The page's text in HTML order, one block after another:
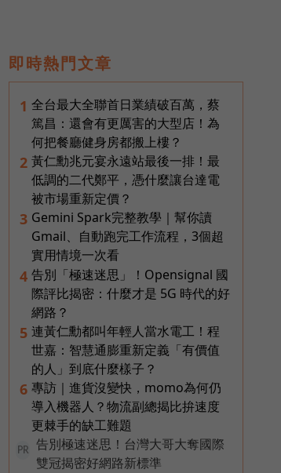
即時熱門文章
1 全台最大全聯首日業績破百萬，蔡
篤昌：還會有更厲害的大型店！為
何把餐廳健身房都搬上樓？
2 黃仁勳兆元宴永遠站最後一排！最
低調的二代鄭平，憑什麼讓台達電
被市場重新定價？
3 Gemini Spark完整教學｜幫你讀
Gmail、自動跑完工作流程，3個超
實用情境一次看
4 告別「極速迷思」！Opensignal 國
際評比揭密：什麼才是 5G 時代的好
網路？
5 連黃仁勳都叫年輕人當水電工！程
世嘉：智慧通膨重新定義「有價值
的人」到底什麼樣子？
6 專訪｜進貨沒變快，momo為何仍
導入機器人？物流副總揭比拚速度
更棘手的缺工難題
PR
告別極速迷思！台灣大哥大奪國際
雙冠揭密好網路新標準